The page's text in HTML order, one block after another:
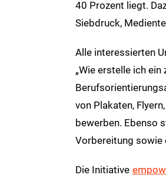
40 Prozent liegt.
Siebdruck,
Alle interessierten
„Wie erstelle ich
von Plakaten,
bewerben. Ebenso
Vorbereitung sowie
Die Initiative